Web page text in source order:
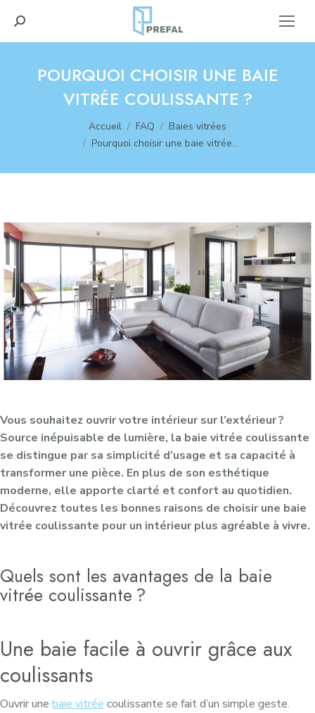
Recherche
:
POURQUOI CHOISIR UNE BAIE
VITRÉE COULISSANTE ?
Accueil FAQ
Baies vitrées
Pourquoi choisir une baie vitrée…
Vous souhaitez ouvrir votre intérieur sur l’extérieur ?
Source inépuisable de lumière, la baie vitrée coulissante
se distingue par sa simplicité d’usage et sa capacité à
transformer une pièce. En plus de son esthétique
moderne, elle apporte clarté et confort au quotidien.
Découvrez toutes les bonnes raisons de choisir une baie
vitrée coulissante pour un intérieur plus agréable à vivre.
Quels sont les avantages de la baie
vitrée coulissante ?
Une baie facile à ouvrir grâce aux
coulissants
Ouvrir une baie vitrée coulissante se fait d’un simple geste.